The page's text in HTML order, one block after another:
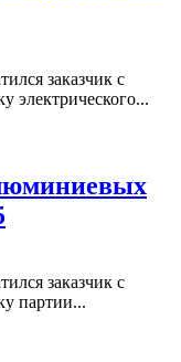
заказчик с
электрического...
заказчик с
партии...